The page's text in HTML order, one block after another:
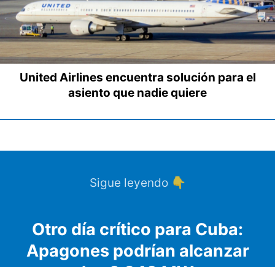
United Airlines encuentra solución para el
asiento que nadie quiere
Sigue leyendo 👇